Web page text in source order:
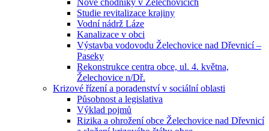
Nové chodníky v Želechovicích
Studie revitalizace krajiny
Vodní nádrž Láze
Kanalizace v obci
Výstavba vodovodu Želechovice nad Dřevnicí –
Paseky
Rekonstrukce centra obce, ul. 4. května,
Želechovice n/Dř.
Krizové řízení a poradenství v sociální oblasti
Působnost a legislativa
Výklad pojmů
Rizika a ohrožení obce Želechovice nad Dřevnicí